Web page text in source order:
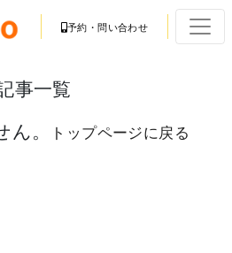
予約・問い合わせ
事一覧
。 トップページに戻る